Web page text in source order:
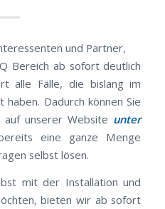
und Partner,
Bereich ab sofort deutlich
alle Fälle, die bislang im
Dadurch können Sie
auf unserer Website unter
eine ganze Menge
selbst lösen.
mit der Installation und
bieten wir ab sofort